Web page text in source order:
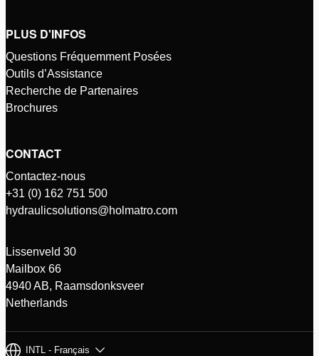
PLUS D'INFOS
Questions Fréquemment Posées
Outils d’Assistance
Recherche de Partenaires
Brochures
CONTACT
Contactez-nous
+31 (0) 162 751 500
hydraulicsolutions@holmatro.com
Lissenveld 30
Mailbox 66
4940 AB, Raamsdonksveer
Netherlands
INTL - Français